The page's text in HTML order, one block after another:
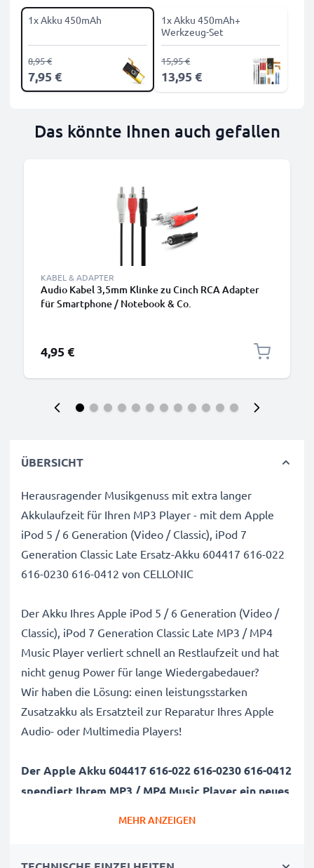
1x Akku 450mAh
7,95 €
8,95 €
1x Akku 450mAh+
Werkzeug-Set
13,95 €
15,95 €
Das könnte Ihnen auch gefallen
KABEL & ADAPTER
Audio Kabel 3,5mm Klinke zu Cinch RCA Adapter
für Smartphone / Notebook & Co.
4,95 €
ÜBERSICHT
Herausragender Musikgenuss mit extra langer
Akkulaufzeit für Ihren MP3 Player - mit dem Apple
iPod 5 / 6 Generation (Video / Classic), iPod 7
Generation Classic Late Ersatz-Akku 604417 616-022
616-0230 616-0412 von CELLONIC
Der Akku Ihres Apple iPod 5 / 6 Generation (Video /
Classic), iPod 7 Generation Classic Late MP3 / MP4
Music Player verliert schnell an Restlaufzeit und hat
nicht genug Power für lange Wiedergabedauer?
Wir haben die Lösung: einen leistungsstarken
Zusatzakku als Ersatzteil zur Reparatur Ihres Apple
Audio- oder Multimedia Players!
Der Apple Akku 604417 616-022 616-0230 616-0412
spendiert Ihrem MP3 / MP4 Music Playerein neues
MEHR ANZEIGEN